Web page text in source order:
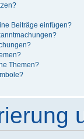
Beiträge einfügen?
Themen?